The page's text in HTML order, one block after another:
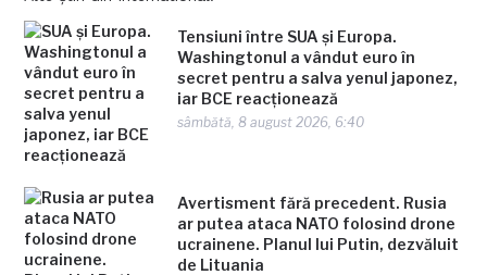
Tensiuni între SUA și Europa.
Washingtonul a vândut euro în
secret pentru a salva yenul japonez,
iar BCE reacționează
sâmbătă, 8 august 2026, 6:40
Avertisment fără precedent. Rusia
ar putea ataca NATO folosind drone
ucrainene. Planul lui Putin, dezvăluit
de Lituania